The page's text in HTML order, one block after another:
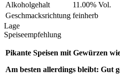
Alkoholgehalt
11.00% Vol.
Geschmacksrichtung feinherb
Lage
Speiseempfehlung
Pikante Speisen mit Gewürzen
Am besten allerdings bleibt: Gut